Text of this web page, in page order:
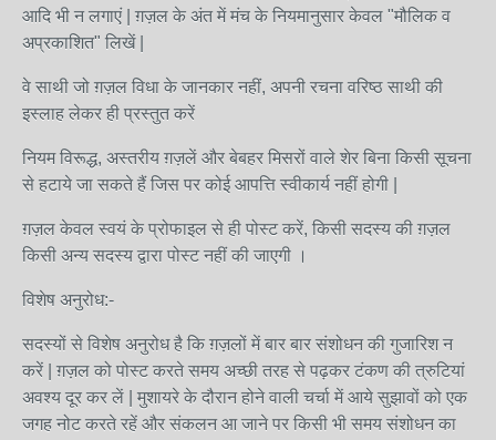
आदि भी न लगाएं | ग़ज़ल के अंत में मंच के नियमानुसार केवल "मौलिक व
अप्रकाशित" लिखें |
वे साथी जो ग़ज़ल विधा के जानकार नहीं, अपनी रचना वरिष्ठ साथी की
इस्लाह लेकर ही प्रस्तुत करें
नियम विरूद्ध, अस्तरीय ग़ज़लें और बेबहर मिसरों वाले शेर बिना किसी सूचना
से हटाये जा सकते हैं जिस पर कोई आपत्ति स्वीकार्य नहीं होगी |
ग़ज़ल केवल स्वयं के प्रोफाइल से ही पोस्ट करें, किसी सदस्य की ग़ज़ल
किसी अन्य सदस्य द्वारा पोस्ट नहीं की जाएगी ।
विशेष अनुरोध:-
सदस्यों से विशेष अनुरोध है कि ग़ज़लों में बार बार संशोधन की गुजारिश न
करें | ग़ज़ल को पोस्ट करते समय अच्छी तरह से पढ़कर टंकण की त्रुटियां
अवश्य दूर कर लें | मुशायरे के दौरान होने वाली चर्चा में आये सुझावों को एक
जगह नोट करते रहें और संकलन आ जाने पर किसी भी समय संशोधन का